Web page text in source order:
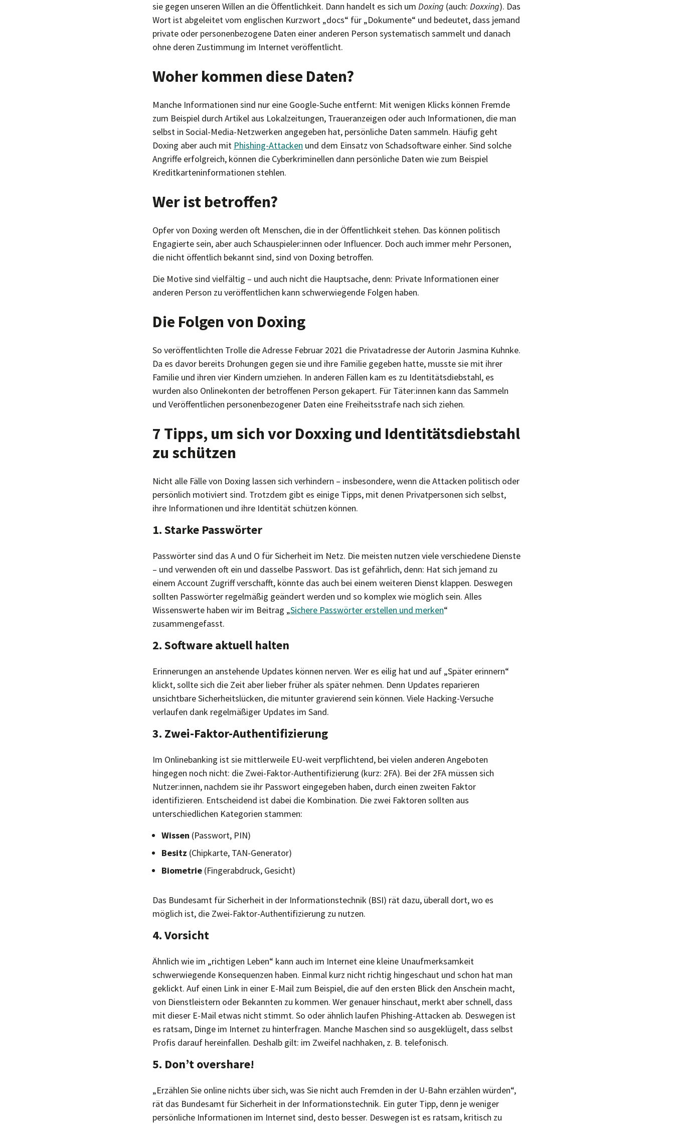
sie gegen unseren Willen an die Öffentlichkeit. Dann handelt es sich um Doxing (auch: Doxxing). Das
Wort ist abgeleitet vom englischen Kurzwort „docs“ für „Dokumente“ und bedeutet, dass jemand
private oder personenbezogene Daten einer anderen Person systematisch sammelt und danach
ohne deren Zustimmung im Internet veröffentlicht.
Woher kommen diese Daten?
Manche Informationen sind nur eine Google-Suche entfernt: Mit wenigen Klicks können Fremde
zum Beispiel durch Artikel aus Lokalzeitungen, Traueranzeigen oder auch Informationen, die man
selbst in Social-Media-Netzwerken angegeben hat, persönliche Daten sammeln. Häufig geht
Doxing aber auch mit Phishing-Attacken und dem Einsatz von Schadsoftware einher. Sind solche
Angriffe erfolgreich, können die Cyberkriminellen dann persönliche Daten wie zum Beispiel
Kreditkarteninformationen stehlen.
Wer ist betroffen?
Opfer von Doxing werden oft Menschen, die in der Öffentlichkeit stehen. Das können politisch
Engagierte sein, aber auch Schauspieler:innen oder Influencer. Doch auch immer mehr Personen,
die nicht öffentlich bekannt sind, sind von Doxing betroffen.
Die Motive sind vielfältig – und auch nicht die Hauptsache, denn: Private Informationen einer
anderen Person zu veröffentlichen kann schwerwiegende Folgen haben.
Die Folgen von Doxing
So veröffentlichten Trolle die Adresse Februar 2021 die Privatadresse der Autorin Jasmina Kuhnke.
Da es davor bereits Drohungen gegen sie und ihre Familie gegeben hatte, musste sie mit ihrer
Familie und ihren vier Kindern umziehen. In anderen Fällen kam es zu Identitätsdiebstahl, es
wurden also Onlinekonten der betroffenen Person gekapert. Für Täter:innen kann das Sammeln
und Veröffentlichen personenbezogener Daten eine Freiheitsstrafe nach sich ziehen.
7 Tipps, um sich vor Doxxing und Identitätsdiebstahl
zu schützen
Nicht alle Fälle von Doxing lassen sich verhindern – insbesondere, wenn die Attacken politisch oder
persönlich motiviert sind. Trotzdem gibt es einige Tipps, mit denen Privatpersonen sich selbst,
ihre Informationen und ihre Identität schützen können.
1. Starke Passwörter
Passwörter sind das A und O für Sicherheit im Netz. Die meisten nutzen viele verschiedene Dienste
– und verwenden oft ein und dasselbe Passwort. Das ist gefährlich, denn: Hat sich jemand zu
einem Account Zugriff verschafft, könnte das auch bei einem weiteren Dienst klappen. Deswegen
sollten Passwörter regelmäßig geändert werden und so komplex wie möglich sein. Alles
Wissenswerte haben wir im Beitrag „Sichere Passwörter erstellen und merken“
zusammengefasst.
2. Software aktuell halten
Erinnerungen an anstehende Updates können nerven. Wer es eilig hat und auf „Später erinnern“
klickt, sollte sich die Zeit aber lieber früher als später nehmen. Denn Updates reparieren
unsichtbare Sicherheitslücken, die mitunter gravierend sein können. Viele Hacking-Versuche
verlaufen dank regelmäßiger Updates im Sand.
3. Zwei-Faktor-Authentifizierung
Im Onlinebanking ist sie mittlerweile EU-weit verpflichtend, bei vielen anderen Angeboten
hingegen noch nicht: die Zwei-Faktor-Authentifizierung (kurz: 2FA). Bei der 2FA müssen sich
Nutzer:innen, nachdem sie ihr Passwort eingegeben haben, durch einen zweiten Faktor
identifizieren. Entscheidend ist dabei die Kombination. Die zwei Faktoren sollten aus
unterschiedlichen Kategorien stammen:
Wissen (Passwort, PIN)
Besitz (Chipkarte, TAN-Generator)
Biometrie (Fingerabdruck, Gesicht)
Das Bundesamt für Sicherheit in der Informationstechnik (BSI) rät dazu, überall dort, wo es
möglich ist, die Zwei-Faktor-Authentifizierung zu nutzen.
4. Vorsicht
Ähnlich wie im „richtigen Leben“ kann auch im Internet eine kleine Unaufmerksamkeit
schwerwiegende Konsequenzen haben. Einmal kurz nicht richtig hingeschaut und schon hat man
geklickt. Auf einen Link in einer E-Mail zum Beispiel, die auf den ersten Blick den Anschein macht,
von Dienstleistern oder Bekannten zu kommen. Wer genauer hinschaut, merkt aber schnell, dass
mit dieser E-Mail etwas nicht stimmt. So oder ähnlich laufen Phishing-Attacken ab. Deswegen ist
es ratsam, Dinge im Internet zu hinterfragen. Manche Maschen sind so ausgeklügelt, dass selbst
Profis darauf hereinfallen. Deshalb gilt: im Zweifel nachhaken, z. B. telefonisch.
5. Don’t overshare!
„Erzählen Sie online nichts über sich, was Sie nicht auch Fremden in der U-Bahn erzählen würden“,
rät das Bundesamt für Sicherheit in der Informationstechnik. Ein guter Tipp, denn je weniger
persönliche Informationen im Internet sind, desto besser. Deswegen ist es ratsam, kritisch zu